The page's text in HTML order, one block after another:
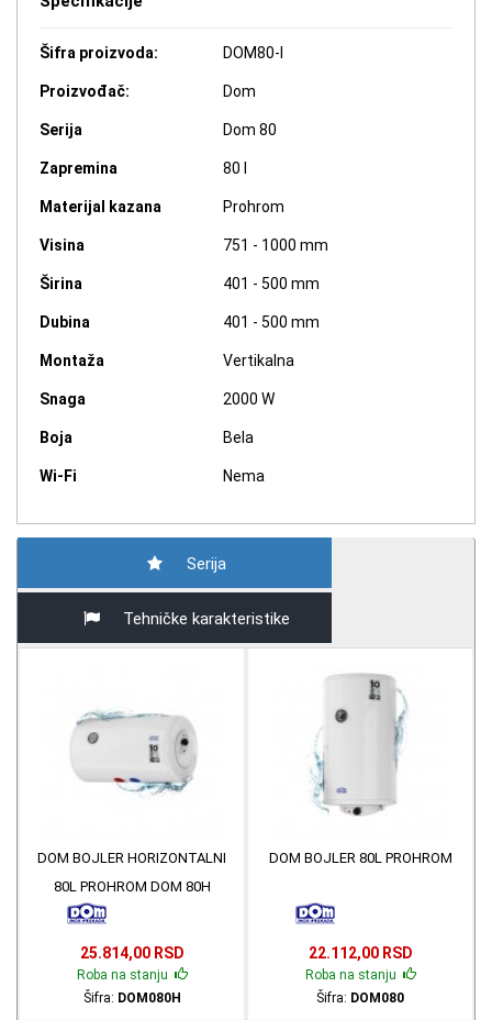
Šifra proizvoda: DOM80-I
Proizvođač: Dom
Serija Dom 80
Zapremina 80 l
Materijal kazana Prohrom
Visina 751 - 1000 mm
Širina 401 - 500 mm
Dubina 401 - 500 mm
Montaža Vertikalna
Snaga 2000 W
Boja Bela
Wi-Fi Nema
Serija
Tehničke karakteristike
DOM BOJLER HORIZONTALNI
80L PROHROM DOM 80H
25.814,00 RSD
Roba na stanju
Šifra: DOM080H
DOM BOJLER 80L PROHROM
22.112,00 RSD
Roba na stanju
Šifra: DOM080